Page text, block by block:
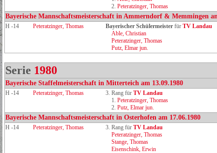
2. Peteratzinger, Thomas
Bayerische Mannschaftsmeisterschaft in Ammerndorf & Memmingen
H -14 Peteratzinger, Thomas Bayerischer Schülermeister für TV Landau
Able, Christian
Peteratzinger, Thomas
Putz, Elmar jun.
Serie 1980
Bayerische Staffelmeisterschaft in Mitterteich am 13.09.1980
H -14 Peteratzinger, Thomas 3. Rang für TV Landau
1. Peteratzinger, Thomas
2. Putz, Elmar jun.
Bayerische Mannschaftsmeisterschaft in Osterhofen am 17.06.1980
H -14 Peteratzinger, Thomas 3. Rang für TV Landau
Peteratzinger, Thomas
Stange, Thomas
Eisenschink, Erwin